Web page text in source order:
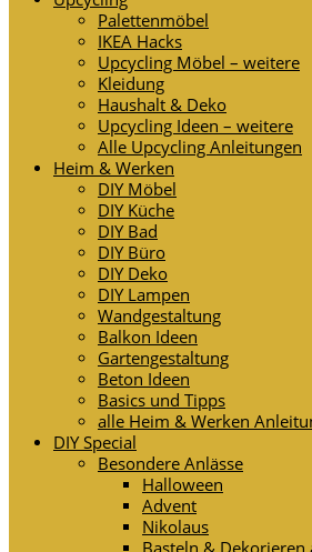
Palettenmöbel
IKEA Hacks
Upcycling Möbel – weitere
Kleidung
Haushalt & Deko
Upcycling Ideen – weitere
Alle Upcycling Anleitungen
Heim & Werken
DIY Möbel
DIY Küche
DIY Bad
DIY Büro
DIY Deko
DIY Lampen
Wandgestaltung
Balkon Ideen
Gartengestaltung
Beton Ideen
Basics und Tipps
alle Heim & Werken
DIY Special
Besondere Anlässe
Halloween
Advent
Nikolaus
Basteln & Dekorieren